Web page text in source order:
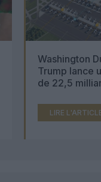
Washington
Trump lance
de 22,5
LIRE